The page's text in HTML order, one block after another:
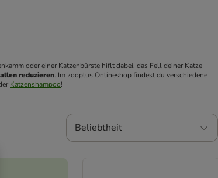
reduzieren. Im zooplus Onlineshop findest du verschiedene
Katzenshampoo!
Beliebtheit